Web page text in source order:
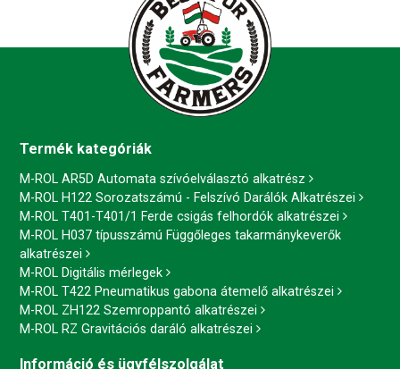
Termék kategóriák
M-ROL AR5D Automata szívóelválasztó alkatrész
M-ROL H122 Sorozatszámú - Felszívó Darálók Alkatrészei
M-ROL T401-T401/1 Ferde csigás felhordók alkatrészei
M-ROL H037 típusszámú Függőleges takarmánykeverők
alkatrészei
M-ROL Digitális mérlegek
M-ROL T422 Pneumatikus gabona átemelő alkatrészei
M-ROL ZH122 Szemroppantó alkatrészei
M-ROL RZ Gravitációs daráló alkatrészei
Információ és ügyfélszolgálat